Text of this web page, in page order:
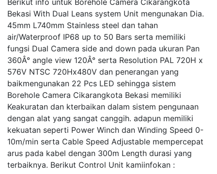
Berikut info untuk Borehole Camera Cikarangkota
Bekasi With Dual Leans system Unit mengunakan Dia.
45mm L740mm Stainless steel dan tahan
air/Waterproof IP68 up to 50 Bars serta memiliki
fungsi Dual Camera side and down pada ukuran Pan
360Â° angle view 120Â° serta Resolution PAL 720H x
576V NTSC 720Hx480V dan penerangan yang
baikmengunakan 22 Pcs LED sehingga sistem
Borehole Camera Cikarangkota Bekasi memiliki
Keakuratan dan kterbaikan dalam sistem pengunaan
dengan alat yang sangat canggih. adapun memiliki
kekuatan seperti Power Winch dan Winding Speed 0-
10m/min serta Cable Speed Adjustable mempercepat
arus pada kabel dengan 300m Length durasi yang
terbaiknya. Berikut Control Unit kamiinfokan :